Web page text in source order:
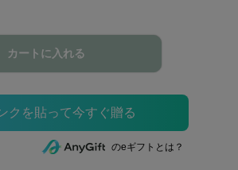
カートに入れる
のeギフトとは？